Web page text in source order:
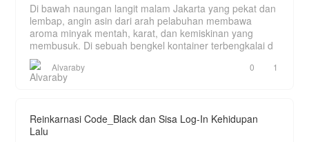
Di bawah naungan langit malam Jakarta yang pekat dan
lembap, angin asin dari arah pelabuhan membawa
aroma minyak mentah, karat, dan kemiskinan yang
membusuk. Di sebuah bengkel kontainer terbengkalai d
Alvaraby 0 1
Reinkarnasi Code_Black dan Sisa Log-In Kehidupan
Lalu